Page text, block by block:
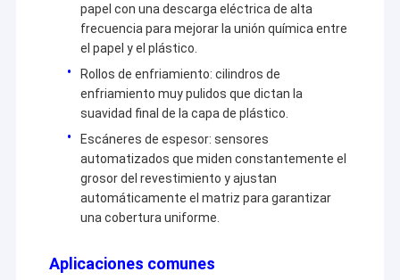
papel con una descarga eléctrica de alta
frecuencia para mejorar la unión química entre
el papel y el plástico.
Rollos de enfriamiento: cilindros de
enfriamiento muy pulidos que dictan la
suavidad final de la capa de plástico.
Escáneres de espesor: sensores
automatizados que miden constantemente el
grosor del revestimiento y ajustan
automáticamente el matriz para garantizar
una cobertura uniforme.
Aplicaciones comunes